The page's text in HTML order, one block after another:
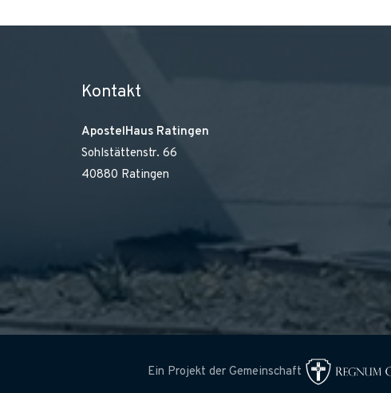
Kontakt
ApostelHaus Ratingen
Sohlstättenstr. 66
40880 Ratingen
Ein Projekt der Gemeinschaft